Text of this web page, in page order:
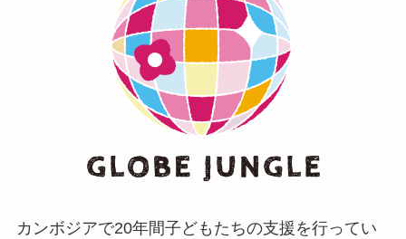
カンボジアで20年間子どもたちの支援を行ってい